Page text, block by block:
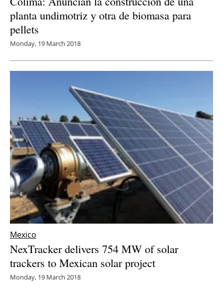
planta undimotriz y otra de biomasa para
pellets
Monday, 19 March 2018
Mexico
NexTracker delivers 754 MW of solar
trackers to Mexican solar project
Monday, 19 March 2018